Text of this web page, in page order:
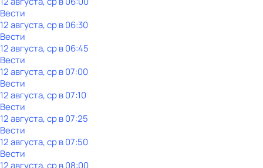
Вести
12 августа, ср в 06:30
Вести
12 августа, ср в 06:45
Вести
12 августа, ср в 07:00
Вести
12 августа, ср в 07:10
Вести
12 августа, ср в 07:25
Вести
12 августа, ср в 07:50
Вести
12 августа, ср в 08:00